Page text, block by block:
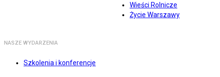
Wieści Rolnicze
Życie Warszawy
NASZE WYDARZENIA
Szkolenia i konferencje